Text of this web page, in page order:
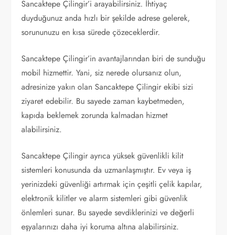
Sancaktepe Çilingir’i arayabilirsiniz. İhtiyaç
duyduğunuz anda hızlı bir şekilde adrese gelerek,
sorununuzu en kısa sürede çözeceklerdir.
Sancaktepe Çilingir’in avantajlarından biri de sunduğu
mobil hizmettir. Yani, siz nerede olursanız olun,
adresinize yakın olan Sancaktepe Çilingir ekibi sizi
ziyaret edebilir. Bu sayede zaman kaybetmeden,
kapıda beklemek zorunda kalmadan hizmet
alabilirsiniz.
Sancaktepe Çilingir ayrıca yüksek güvenlikli kilit
sistemleri konusunda da uzmanlaşmıştır. Ev veya iş
yerinizdeki güvenliği artırmak için çeşitli çelik kapılar,
elektronik kilitler ve alarm sistemleri gibi güvenlik
önlemleri sunar. Bu sayede sevdiklerinizi ve değerli
eşyalarınızı daha iyi koruma altına alabilirsiniz.